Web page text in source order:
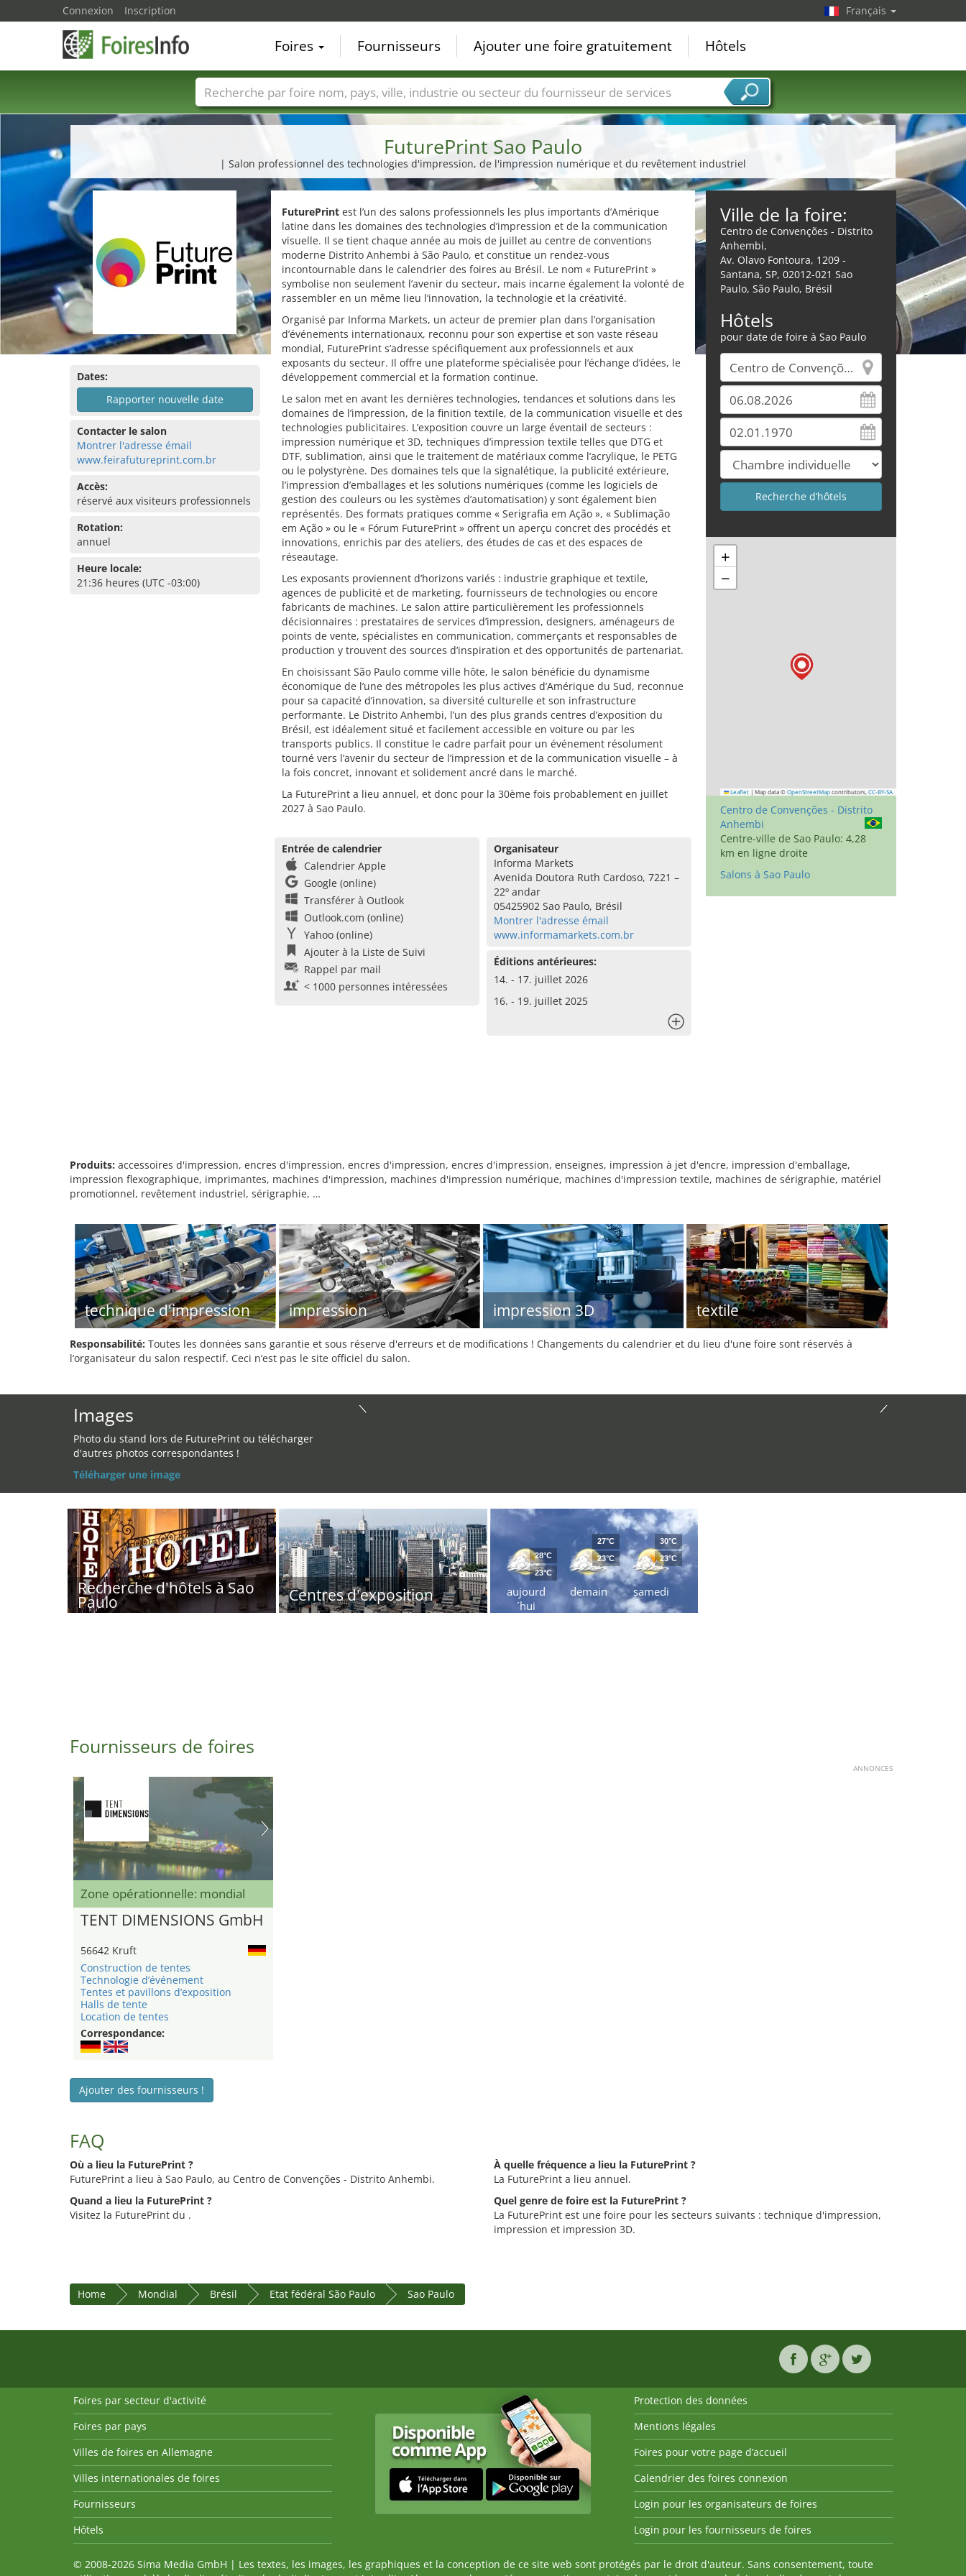
FuturePrint Sao Paulo
| Salon professionnel des technologies d'impression, de l'impression numérique et du revêtement industriel
Dates:
Rapporter nouvelle date
Contacter le salon
Montrer l'adresse émail
www.feirafutureprint.com.br
Accès:
réservé aux visiteurs professionnels
Rotation:
annuel
Heure locale:
21:36 heures (UTC -03:00)
FuturePrintest l’un des salons professionnels les plus importants d’Amérique
latine dans les domaines des technologies d’impression et de la communication
visuelle. Il se tient chaque année au mois de juillet au centre de conventions
moderne Distrito Anhembi à São Paulo, et constitue un rendez-vous
incontournable dans le calendrier des foires au Brésil. Le nom « FuturePrint »
symbolise non seulement l’avenir du secteur, mais incarne également la volonté de
rassembler en un même lieu l’innovation, la technologie et la créativité.
Organisé par Informa Markets, un acteur de premier plan dans l’organisation
d’événements internationaux, reconnu pour son expertise et son vaste réseau
mondial, FuturePrint s’adresse spécifiquement aux professionnels et aux
exposants du secteur. Il offre une plateforme spécialisée pour l’échange d’idées, le
développement commercial et la formation continue.
Le salon met en avant les dernières technologies, tendances et solutions dans les
domaines de l’impression, de la finition textile, de la communication visuelle et des
technologies publicitaires. L’exposition couvre un large éventail de secteurs :
impression numérique et 3D, techniques d’impression textile telles que DTG et
DTF, sublimation, ainsi que le traitement de matériaux comme l’acrylique, le PETG
ou le polystyrène. Des domaines tels que la signalétique, la publicité extérieure,
l’impression d’emballages et les solutions numériques (comme les logiciels de
gestion des couleurs ou les systèmes d’automatisation) y sont également bien
représentés. Des formats pratiques comme « Serigrafia em Ação », « Sublimação
em Ação » ou le « Fórum FuturePrint » offrent un aperçu concret des procédés et
innovations, enrichis par des ateliers, des études de cas et des espaces de
réseautage.
Les exposants proviennent d’horizons variés : industrie graphique et textile,
agences de publicité et de marketing, fournisseurs de technologies ou encore
fabricants de machines. Le salon attire particulièrement les professionnels
décisionnaires : prestataires de services d’impression, designers, aménageurs de
points de vente, spécialistes en communication, commerçants et responsables de
production y trouvent des sources d’inspiration et des opportunités de partenariat.
En choisissant São Paulo comme ville hôte, le salon bénéficie du dynamisme
économique de l’une des métropoles les plus actives d’Amérique du Sud, reconnue
pour sa capacité d’innovation, sa diversité culturelle et son infrastructure
performante. Le Distrito Anhembi, l’un des plus grands centres d’exposition du
Brésil, est idéalement situé et facilement accessible en voiture ou par les
transports publics. Il constitue le cadre parfait pour un événement résolument
tourné vers l’avenir du secteur de l’impression et de la communication visuelle – à
la fois concret, innovant et solidement ancré dans le marché.
La FuturePrint a lieu annuel, et donc pour la 30ème fois probablement en juillet
2027 à Sao Paulo.
Entrée de calendrier
Calendrier Apple
Google (online)
Transférer à Outlook
Outlook.com (online)
Yahoo (online)
Ajouter à la Liste de Suivi
Rappel par mail
< 1000 personnes intéressées
Organisateur
Informa Markets
Avenida Doutora Ruth Cardoso, 7221 –
22º andar
05425902 Sao Paulo, Brésil
Montrer l'adresse émail
www.informamarkets.com.br
Éditions antérieures:
14. - 17. juillet 2026
16. - 19. juillet 2025
Ville de la foire:
Centro de Convenções - Distrito
Anhembi,
Av. Olavo Fontoura, 1209 -
Santana, SP, 02012-021 Sao
Paulo, São Paulo, Brésil
Hôtels
pour date de foire à Sao Paulo
+
−
Leaflet | Map data © OpenStreetMap contributors, CC-BY-SA
Centro de Convenções - Distrito
Anhembi
Centre-ville de Sao Paulo: 4,28
km en ligne droite
Salons à Sao Paulo
Produits: accessoires d'impression, encres d'impression, encres d'impression, encres d'impression, enseignes, impression à jet d'encre, impression d'emballage,
impression flexographique, imprimantes, machines d'impression, machines d'impression numérique, machines d'impression textile, machines de sérigraphie, matériel
promotionnel, revêtement industriel, sérigraphie, …
technique d'impression impression impression 3D textile
Responsabilité: Toutes les données sans garantie et sous réserve d'erreurs et de modifications ! Changements du calendrier et du lieu d'une foire sont réservés à
l’organisateur du salon respectif. Ceci n’est pas le site officiel du salon.
Images
Photo du stand lors de FuturePrint ou télécharger
d'autres photos correspondantes !
Téléharger une image
Recherche d'hôtels à Sao
Paulo Centres d'exposition
aujourd
´hui
28°C
23°C
demain
27°C
23°C
samedi
30°C
23°C
Fournisseurs de foires
ANNONCES
Zone opérationnelle: mondial
TENT DIMENSIONS GmbH
56642 Kruft
Construction de tentes
Technologie d’événement
Tentes et pavillons d’exposition
Halls de tente
Location de tentes
Correspondance:
Ajouter des fournisseurs !
FAQ
Où a lieu la FuturePrint ?
FuturePrint a lieu à Sao Paulo, au Centro de Convenções - Distrito Anhembi.
Quand a lieu la FuturePrint ?
Visitez la FuturePrint du .
À quelle fréquence a lieu la FuturePrint ?
La FuturePrint a lieu annuel.
Quel genre de foire est la FuturePrint ?
La FuturePrint est une foire pour les secteurs suivants : technique d'impression,
impression et impression 3D.
Home Mondial Brésil Etat fédéral São Paulo Sao Paulo
Connexion Inscription Français
Foires Fournisseurs Ajouter une foire gratuitement Hôtels
Foire noms Pays Villes Secteurs de foire Secteurs du fournisseur de services
Foires par secteur d'activité
Foires par pays
Villes de foires en Allemagne
Villes internationales de foires
Fournisseurs
Hôtels
Protection des données
Mentions légales
Foires pour votre page d’accueil
Calendrier des foires connexion
Login pour les organisateurs de foires
Login pour les fournisseurs de foires
© 2008-2026 Sima Media GmbH | Les textes, les images, les graphiques et la conception de ce site web sont protégés par le droit d'auteur. Sans consentement, toute